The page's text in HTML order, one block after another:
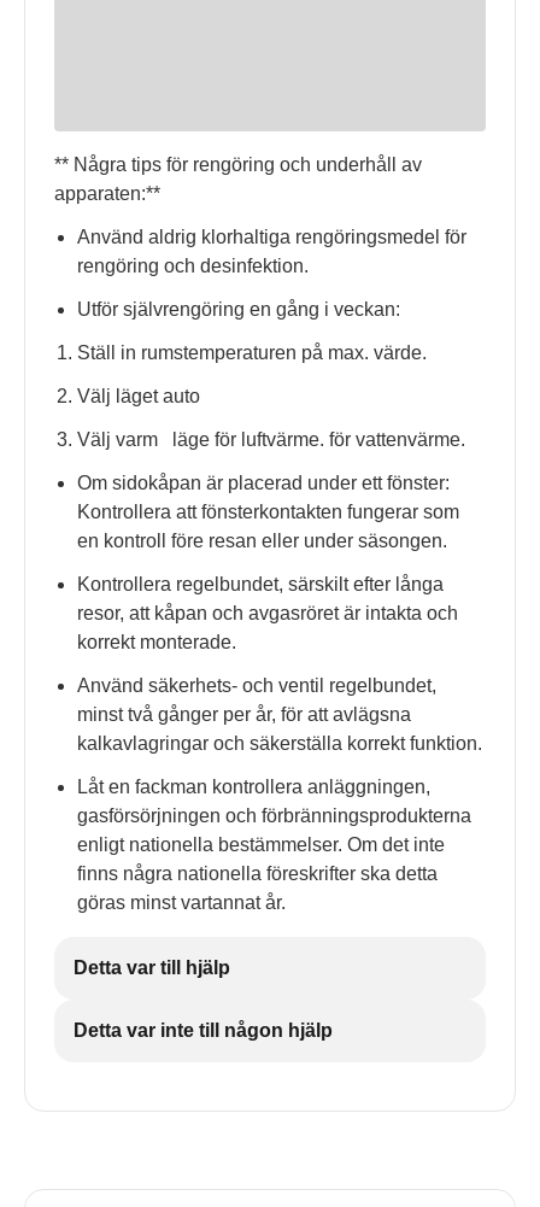
** Några tips för rengöring och underhåll av
apparaten:**
Använd aldrig klorhaltiga rengöringsmedel för
rengöring och desinfektion.
Utför självrengöring en gång i veckan:
Ställ in rumstemperaturen på max. värde.
Välj läget auto
Välj varm läge för luftvärme. för vattenvärme.
Om sidokåpan är placerad under ett fönster:
Kontrollera att fönsterkontakten fungerar som
en kontroll före resan eller under säsongen.
Kontrollera regelbundet, särskilt efter långa
resor, att kåpan och avgasröret är intakta och
korrekt monterade.
Använd säkerhets- och ventil regelbundet,
minst två gånger per år, för att avlägsna
kalkavlagringar och säkerställa korrekt funktion.
Låt en fackman kontrollera anläggningen,
gasförsörjningen och förbränningsprodukterna
enligt nationella bestämmelser. Om det inte
finns några nationella föreskrifter ska detta
göras minst vartannat år.
Detta var till hjälp
Detta var inte till någon hjälp